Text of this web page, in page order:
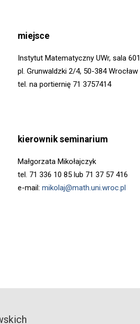
miejsce
Instytut Matematyczny UWr, sala 601
pl. Grunwaldzki 2/4, 50-384 Wrocław
tel. na portiernię 71 3757414
kierownik seminarium
Małgorzata Mikołajczyk
tel. 71 336 10 85 lub 71 37 57 416
e-mail: mikolaj@math.uni.wroc.pl